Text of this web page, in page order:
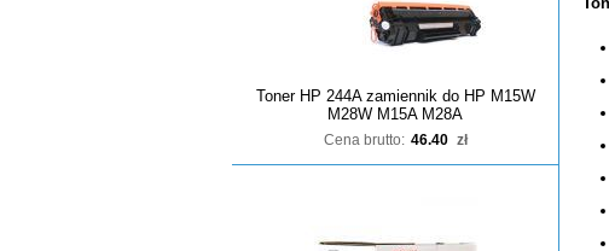
Toner HP 244A zamiennik do HP M15W
M28W M15A M28A
Cena brutto: 46.40 zł